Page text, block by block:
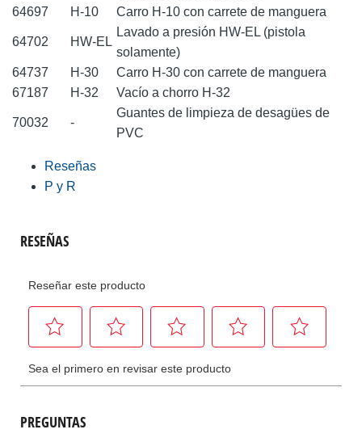
64697
H-10 Carro H-10 con carrete de manguera
64702 HW-EL
Lavado a presión HW-EL (pistola
solamente)
64737
H-30
Carro H-30 con carrete de manguera
67187
H-32 Vacío a chorro H-32
70032 -
Guantes de limpieza de desagües de
PVC
Reseñas
P y R
PREGUNTAS